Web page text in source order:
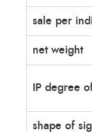
sale per
net weight
IP degree
shape of